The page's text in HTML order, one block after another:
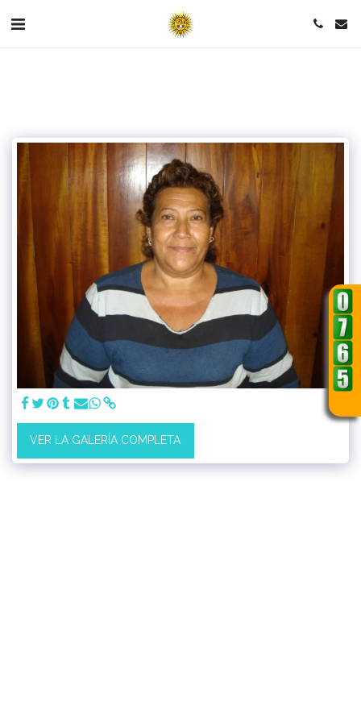
VER LA GALERÍA COMPLETA